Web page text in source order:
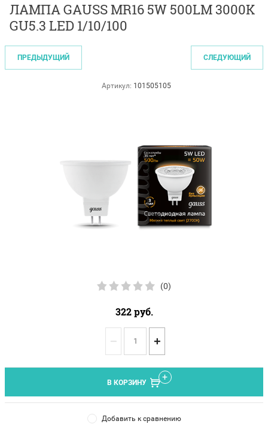
ЛАМПА GAUSS MR16 5W 500LM 3000K
GU5.3 LED 1/10/100
ПРЕДЫДУЩИЙ СЛЕДУЮЩИЙ
Артикул: 101505105
(0)
322руб.
− +
В КОРЗИНУ
Добавить к сравнению